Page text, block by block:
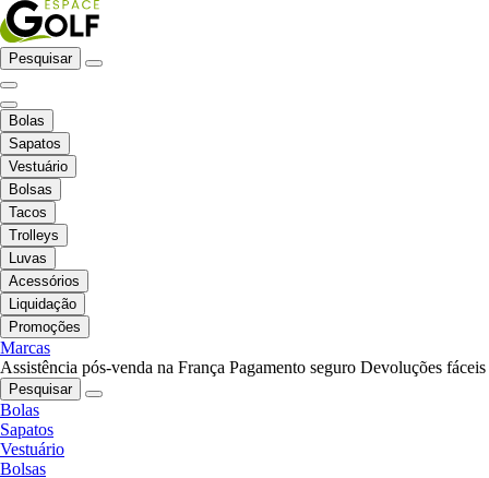
Pesquisar
Bolas
Sapatos
Vestuário
Bolsas
Tacos
Trolleys
Luvas
Acessórios
Liquidação
Promoções
Marcas
Assistência pós-venda na França Pagamento seguro Devoluções fáceis
Pesquisar
Bolas
Sapatos
Vestuário
Bolsas